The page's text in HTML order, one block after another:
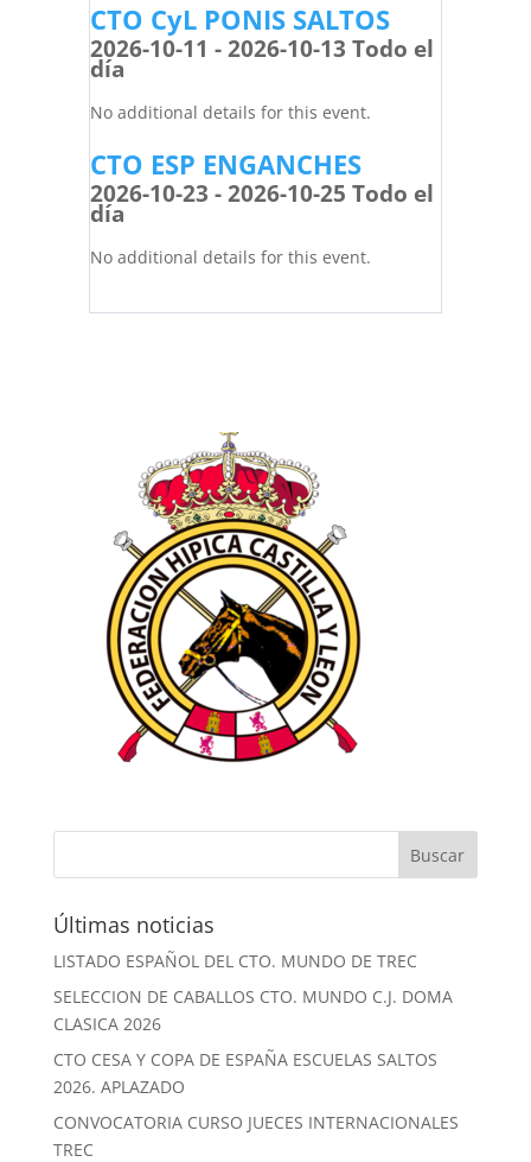
CTO CyL PONIS SALTOS
2026-10-11 - 2026-10-13 Todo el
día
No additional details for this event.
CTO ESP ENGANCHES
2026-10-23 - 2026-10-25 Todo el
día
No additional details for this event.
Últimas noticias
LISTADO ESPAÑOL DEL CTO. MUNDO DE TREC
SELECCION DE CABALLOS CTO. MUNDO C.J. DOMA
CLASICA 2026
CTO CESA Y COPA DE ESPAÑA ESCUELAS SALTOS
2026. APLAZADO
CONVOCATORIA CURSO JUECES INTERNACIONALES
TREC